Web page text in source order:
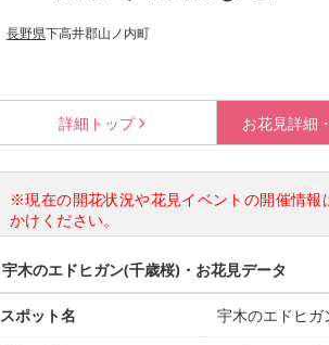
長野県下高井郡山ノ内町
詳細 トップ お花見詳細
※現在の開花状況や花見イベントの開催情
かけください。
宇木のエドヒガン(千歳桜)・お花見データ
スポット名 宇木のエドヒガ